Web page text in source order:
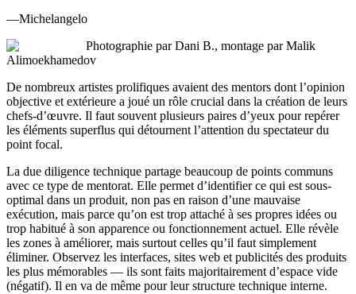
—Michelangelo
Photographie par Dani B., montage par Malik
Alimoekhamedov
De nombreux artistes prolifiques avaient des mentors dont l’opinion
objective et extérieure a joué un rôle crucial dans la création de leurs
chefs-d’œuvre. Il faut souvent plusieurs paires d’yeux pour repérer
les éléments superflus qui détournent l’attention du spectateur du
point focal.
La due diligence technique partage beaucoup de points communs
avec ce type de mentorat. Elle permet d’identifier ce qui est sous-
optimal dans un produit, non pas en raison d’une mauvaise
exécution, mais parce qu’on est trop attaché à ses propres idées ou
trop habitué à son apparence ou fonctionnement actuel. Elle révèle
les zones à améliorer, mais surtout celles qu’il faut simplement
éliminer. Observez les interfaces, sites web et publicités des produits
les plus mémorables — ils sont faits majoritairement d’espace vide
(négatif). Il en va de même pour leur structure technique interne.